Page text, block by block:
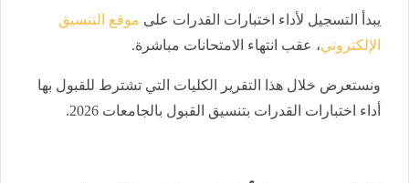
يبدأ التسجيل لأداء اختبارات القدرات على موقع التنسيق
الإلكتروني، عقب انتهاء الامتحانات مباشرة.
ونستعرض خلال هذا التقرير الكليات التي تشترط للقبول بها
أداء اختبارات القدرات بتنسيق القبول بالجامعات 2026.